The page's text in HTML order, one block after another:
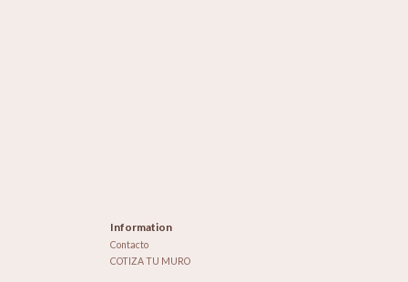
Information
Contacto
COTIZA TU MURO